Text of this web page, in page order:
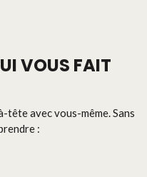
VOUS FAIT
tête avec vous-même. Sans
: